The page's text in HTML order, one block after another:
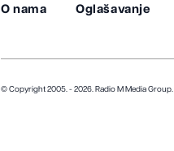
O nama Oglašavanje
© Copyright 2005. - 2026. Radio M Media Group.